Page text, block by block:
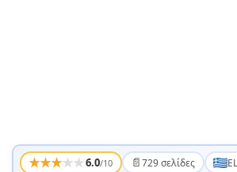
★★★★★6.0/10 📄729 σελίδες EL